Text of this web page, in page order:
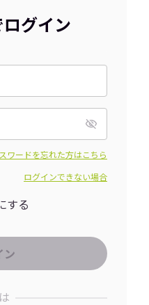
グイン
ワードを忘れた方はこちら
ログインできない場合
する